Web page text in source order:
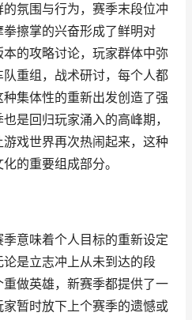
氛围与行为，赛季末段位冲
擦掌的兴奋形成了鲜明对
的攻略讨论，玩家群体中弥
重组，战术研讨，每个人都
集体性的重新出发创造了强
是回归玩家涌入的高峰期，
戏世界再次热闹起来，这种
的重要组成部分。
意味着个人目标的重新设定
是立志冲上从未到达的段
做英雄，新赛季都提供了一
暂时放下上个赛季的遗憾或